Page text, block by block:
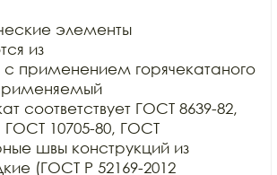
элементы
из
с применением горячекатаного
соответствует ГОСТ 8639-82,
ГОСТ 10705-80, ГОСТ
швы конструкций из
(ГОСТ Р 52169-2012